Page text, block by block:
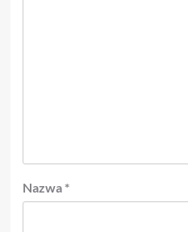
Nazwa *